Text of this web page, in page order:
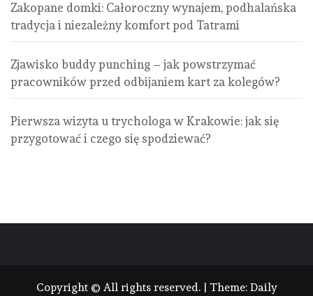
Zakopane domki: Całoroczny wynajem, podhalańska
tradycja i niezależny komfort pod Tatrami
Zjawisko buddy punching – jak powstrzymać
pracowników przed odbijaniem kart za kolegów?
Pierwsza wizyta u trychologa w Krakowie: jak się
przygotować i czego się spodziewać?
Copyright © All rights reserved. Theme: Daily